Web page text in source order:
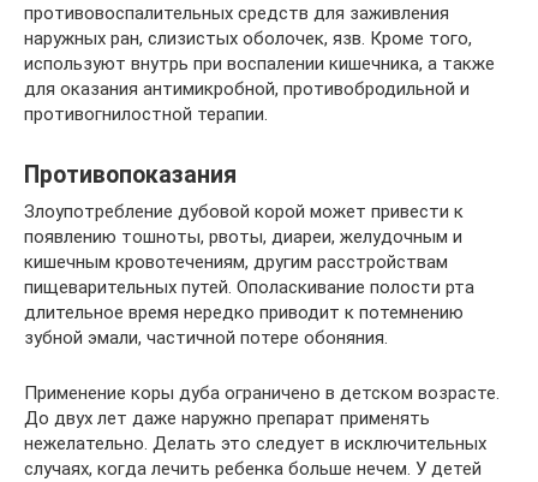
противовоспалительных средств для заживления
наружных ран, слизистых оболочек, язв. Кроме того,
используют внутрь при воспалении кишечника, а также
для оказания антимикробной, противобродильной и
противогнилостной терапии.
Противопоказания
Злоупотребление дубовой корой может привести к
появлению тошноты, рвоты, диареи, желудочным и
кишечным кровотечениям, другим расстройствам
пищеварительных путей. Ополаскивание полости рта
длительное время нередко приводит к потемнению
зубной эмали, частичной потере обоняния.
Применение коры дуба ограничено в детском возрасте.
До двух лет даже наружно препарат применять
нежелательно. Делать это следует в исключительных
случаях, когда лечить ребенка больше нечем. У детей